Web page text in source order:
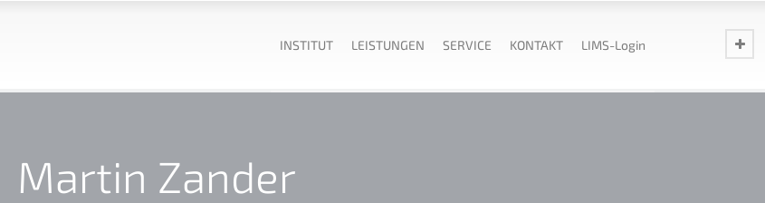
INSTITUT LEISTUNGEN SERVICE KONTAKT LIMS-Login
Martin Zander